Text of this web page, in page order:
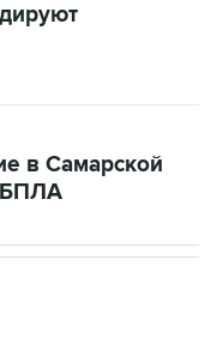
в Самарской
БПЛА